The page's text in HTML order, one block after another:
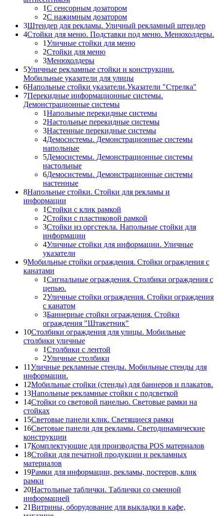
1С сенсорным дозатором
2С нажимным дозатором
3Штендер для рекламы. Уличный рекламный штендер
4Стойки для меню. Подставки под меню. Менюхолдеры.
1Уличные стойки для меню
2Стойки для меню
3Менюхолдеры
5Уличные рекламные стойки и конструкции.
Мобильные указатели для улицы
6Напольные стойки указатели.Указатели "Стрелка"
7Перекидные информационные системы.
Демонстрационные системы
1Напольные перекидные системы
2Настольные перекидные системы
3Настенные перекидные системы
4Демосистемы. Демонстрационные системы
напольные
5Демосистемы. Демонстрационные системы
настольные
6Демосистемы. Демонстрационные системы
настенные
8Напольные стойки. Стойки для рекламы и
информации
1Стойки с клик рамкой
2Стойки с пластиковой рамкой
3Стойки из оргстекла. Напольные стойки для
информации
4Уличные стойки для информации. Уличные
указатели
9Мобильные стойки ограждения. Стойки ограждения с
канатами
1Сигнальные ограждения. Столбики ограждения с
цепью.
2Уличные стойки ограждения. Стойки ограждения
с канатом
3Баннерные стойки ограждения. Стойки
ограждения "Штакетник"
10Столбики ограждения для улицы. Мобильные
столбики уличные
1Столбики с лентой
2Уличные столбики
11Уличные рекламные стенды. Мобильные стенды для
информации.
12Мобильные стойки (стенды) для баннеров и плакатов.
13Напольные рекламные стойки с подсветкой
14Стойки со световой панелью. Световые рамки на
стойках
15Световые панели клик. Светящиеся рамки
16Световые панели для рекламы. Светодинамические
конструкции
17Комплектующие для производства POS материалов
18Стойки для печатной продукции и рекламных
материалов
19Рамки для информации, рекламы, постеров, клик
рамки
20Настольные таблички. Таблички со сменной
информацией
21Витрины, оборудование для выкладки в кафе,